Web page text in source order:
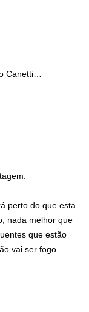
Canetti…
perto do que esta
nada melhor que
que estão
vai ser fogo